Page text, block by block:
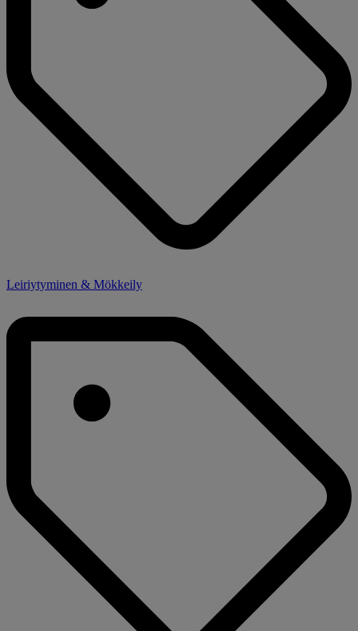
Leiriytyminen & Mökkeily